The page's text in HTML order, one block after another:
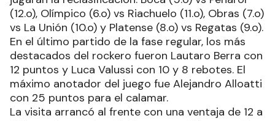
(12.o), Olímpico (6.o) vs Riachuelo (11.o), Obras (7.o)
vs La Unión (10.o) y Platense (8.o) vs Regatas (9.o).
En el último partido de la fase regular, los más
destacados del rockero fueron Lautaro Berra con
12 puntos y Luca Valussi con 10 y 8 rebotes. El
máximo anotador del juego fue Alejandro Alloatti
con 25 puntos para el calamar.
La visita arrancó al frente con una ventaja de 12 a